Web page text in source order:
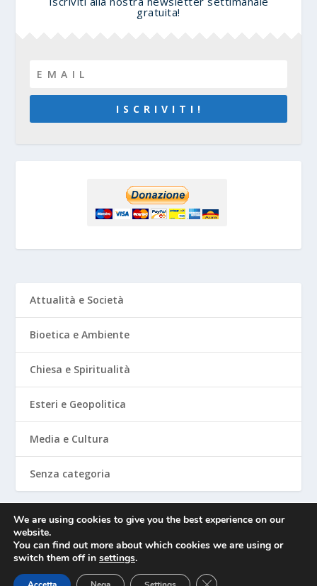
gratuita!
I S C R I V I T I !
Attualità e Società
Bioetica e Ambiente
Chiesa e Spiritualità
Esteri e Geopolitica
Media e Cultura
Senza categoria
Mediafighter
We are using cookies to give you the best experience on our
website.
You can find out more about which cookies we are using or
switch them off in settings.
CLOSE GDPR COOKIE